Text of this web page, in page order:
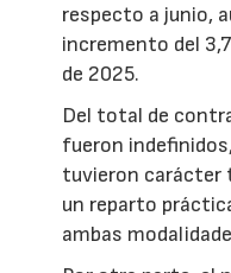
respecto a junio,
incremento del
de 2025.
Del total de
fueron
tuvieron carácter
un reparto
ambas